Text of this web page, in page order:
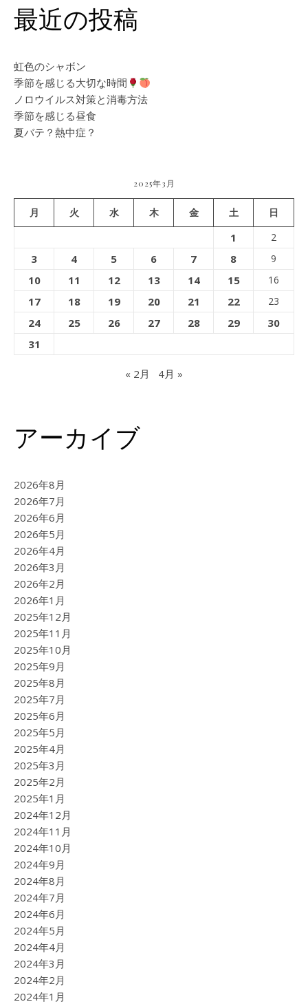
最近の投稿
虹色のシャボン
季節を感じる大切な時間
ノロウイルス対策と消毒方法
季節を感じる昼食
夏バテ？熱中症？
2025年3月
月 火 水 木 金 土 日
1 2
3 4 5 6 7 8 9
10 11 12 13 14 15 16
17 18 19 20 21 22 23
24 25 26 27 28 29
30
31
« 2月 4月 »
アーカイブ
2026年8月
2026年7月
2026年6月
2026年5月
2026年4月
2026年3月
2026年2月
2026年1月
2025年12月
2025年11月
2025年10月
2025年9月
2025年8月
2025年7月
2025年6月
2025年5月
2025年4月
2025年3月
2025年2月
2025年1月
2024年12月
2024年11月
2024年10月
2024年9月
2024年8月
2024年7月
2024年6月
2024年5月
2024年4月
2024年3月
2024年2月
2024年1月